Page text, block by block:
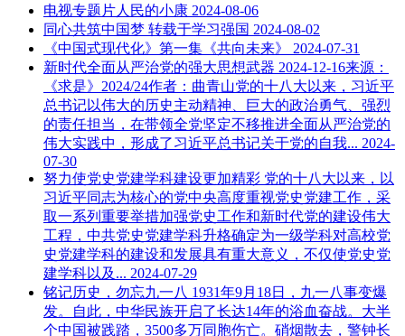
电视专题片人民的小康 2024-08-06
同心共筑中国梦 转载于学习强国 2024-08-02
《中国式现代化》第一集《共向未来》
2024-07-31
新时代全面从严治党的强大思想武器 2024-12-16来源：
《求是》2024/24作者：曲青山党的十八大以来，习近平
总书记以伟大的历史主动精神、巨大的政治勇气、强烈
的责任担当，在带领全党坚定不移推进全面从严治党的
伟大实践中，形成了习近平总书记关于党的自我... 2024-
07-30
努力使党史党建学科建设更加精彩 党的十八大以来，以
习近平同志为核心的党中央高度重视党史党建工作，采
取一系列重要举措加强党史工作和新时代党的建设伟大
工程，中共党史党建学科升格确定为一级学科对高校党
史党建学科的建设和发展具有重大意义，不仅使党史党
建学科以及... 2024-07-29
铭记历史，勿忘九一八 1931年9月18日，九一八事变爆
发。自此，中华民族开启了长达14年的浴血奋战。大半
个中国被践踏，3500多万同胞伤亡。硝烟散去，警钟长